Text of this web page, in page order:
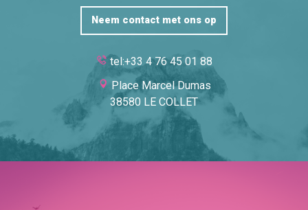
Neem contact met ons op
tel:+33 4 76 45 01 88
Place Marcel Dumas
38580 LE COLLET